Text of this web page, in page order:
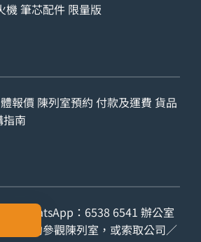
機筆芯配件 限量版
報價 陳列室預約 付款及運費 貨品
南
WhatsApp： 6538 6541 辦公室
歡迎預約參觀陳列室，或索取公司／